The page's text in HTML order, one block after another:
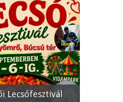
Lecsófesztivál